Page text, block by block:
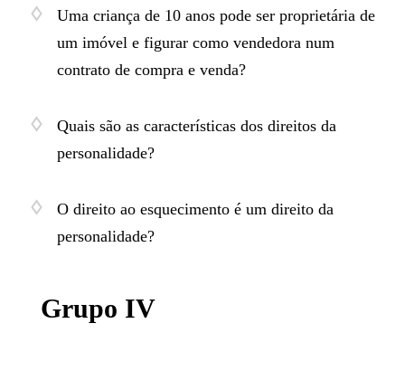
Uma criança de 10 anos pode ser proprietária de
um imóvel e figurar como vendedora num
contrato de compra e venda?
Quais são as características dos direitos da
personalidade?
O direito ao esquecimento é um direito da
personalidade?
​Grupo IV